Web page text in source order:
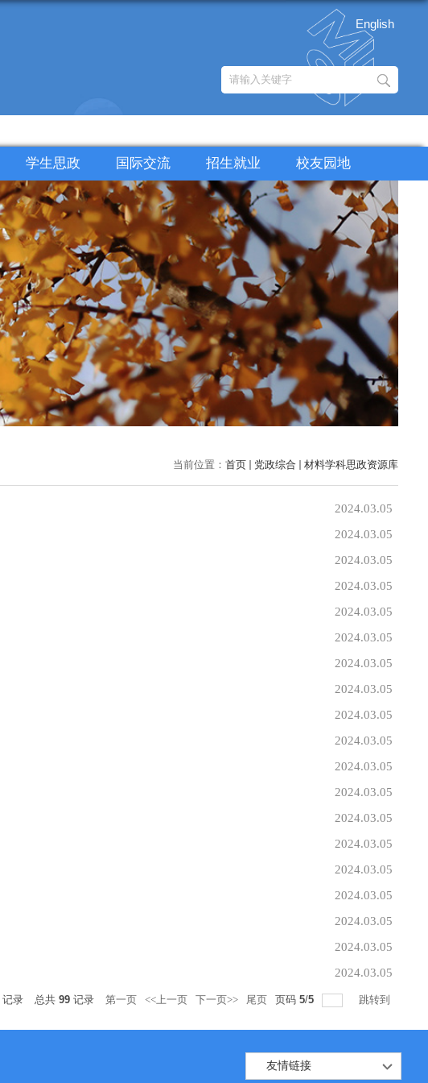
English
学生思政 国际交流 招生就业 校友园地
当前位置： 首页 党政综合 材料学科思政资源库
2024.03.05
2024.03.05
2024.03.05
2024.03.05
2024.03.05
2024.03.05
2024.03.05
2024.03.05
2024.03.05
2024.03.05
2024.03.05
2024.03.05
2024.03.05
2024.03.05
2024.03.05
2024.03.05
2024.03.05
2024.03.05
2024.03.05
记录 总共 99 记录 第一页 <<上一页 下一页>> 尾页 页码 5/5 跳转到
友情链接